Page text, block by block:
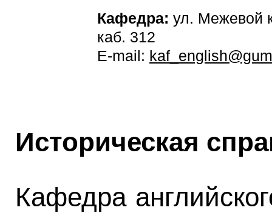
Кафедра: ул. Межевой
каб. 312
E-mail:
Историческая
Кафедра